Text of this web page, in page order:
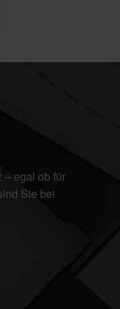
– egal ob für
Sie bei